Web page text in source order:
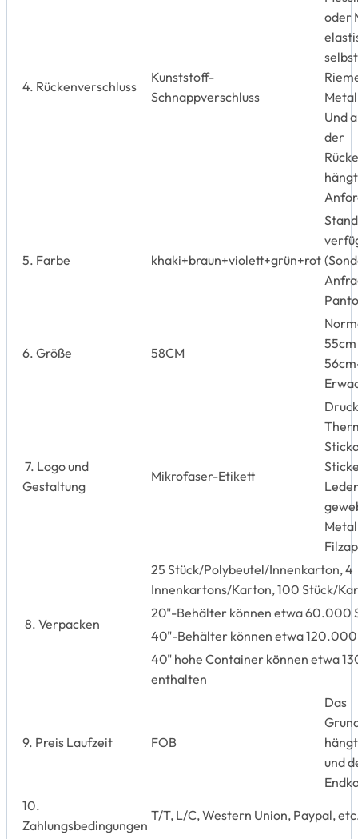
4. Rückenverschluss
Kunststoff-
Schnappverschluss
oder
Und
der
5. Farbe khaki+braun+violett+grün+rot
6. Größe 58CM
7. Logo und
Gestaltung
Mikrofaser-Etikett
8. Verpacken
25 Stück/Polybeutel/Innenkarton, 4
Innenkartons/Karton, 100 Stück/
20"-Behälter können etwa 60.000
40"-Behälter können etwa
40" hohe Container können etwa
enthalten
9. Preis Laufzeit FOB
Das
und
10.
Zahlungsbedingungen
T/T, L/C, Western Union, Paypal,